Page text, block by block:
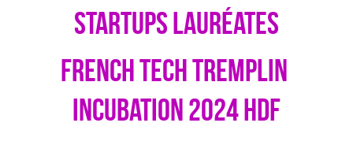
startups lauréates
French Tech tremplin
incubation 2024 hdf